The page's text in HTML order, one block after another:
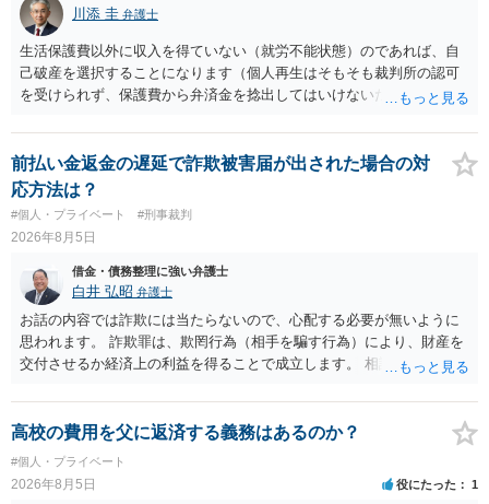
川添 圭 弁護士
生活保護費以外に収入を得ていない（就労不能状態）のであれば、自
己破産を選択することになります（個人再生はそもそも裁判所の認可
を受けられず、保護費から弁済金を捻出してはいけないため任意整理
士費用は法テラスが負担し、裁判所の予納金等も法テラスが援助して
くれるため、弁護士へ自己破産を任せれば解決します。
前払い金返金の遅延で詐欺被害届が出された場合の対
応方法は？
#個人・プライベート #刑事裁判
2026年8月5日
借金・債務整理に強い弁護士
白井 弘昭 弁護士
お話の内容では詐欺には当たらないので、心配する必要が無いように
思われます。 詐欺罪は、欺罔行為（相手を騙す行為）により、財産を
交付させるか経済上の利益を得ることで成立します。 相談者さんは、
ので、詐欺罪の実行行為性が無く罪に問うことはできません。 おそら
く、相手が真実を話せば警察も取り合わないと思いますが、虚偽の内
容を述べた場合は、捜査はあるかもしれません。 ただし、捜査におい
て、真実を説明すれば、「ちゃんと返しなさいよ」程度の注意で済む
ことだと思われます。 また、返せるお金が無いのであれば、返せない
高校の費用を父に返済する義務はあるのか？
#個人・プライベート
2026年8月5日 役にたった 1